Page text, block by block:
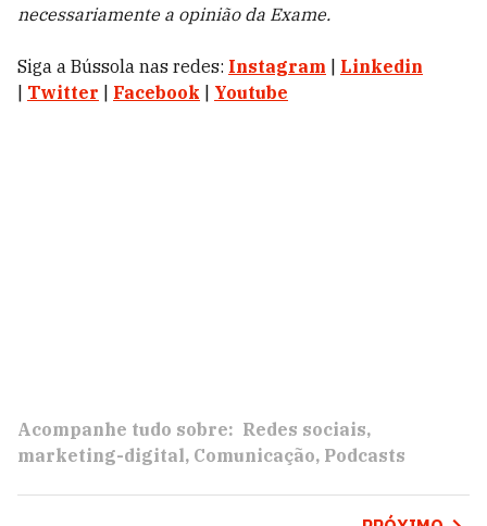
necessariamente a opinião da Exame.
Siga a Bússola nas redes: Instagram
Linkedin
Twitter Facebook Youtube
Acompanhe tudo sobre: Redes sociais
marketing-digital Comunicação Podcasts